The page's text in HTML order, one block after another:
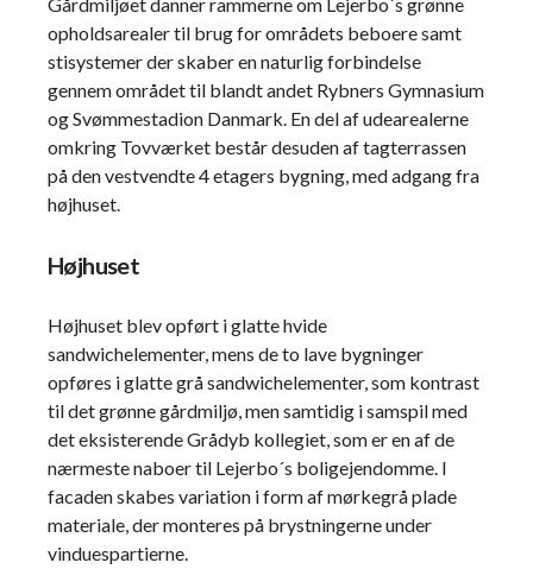
Gårdmiljøet danner rammerne om Lejerbo´s grønne
opholdsarealer til brug for områdets beboere samt
stisystemer der skaber en naturlig forbindelse
gennem området til blandt andet Rybners Gymnasium
og Svømmestadion Danmark. En del af udearealerne
omkring Tovværket består desuden af tagterrassen
på den vestvendte 4 etagers bygning, med adgang fra
højhuset.
Højhuset
Højhuset blev opført i glatte hvide
sandwichelementer, mens de to lave bygninger
opføres i glatte grå sandwichelementer, som kontrast
til det grønne gårdmiljø, men samtidig i samspil med
det eksisterende Grådyb kollegiet, som er en af de
nærmeste naboer til Lejerbo´s boligejendomme. I
facaden skabes variation i form af mørkegrå plade
materiale, der monteres på brystningerne under
vinduespartierne.